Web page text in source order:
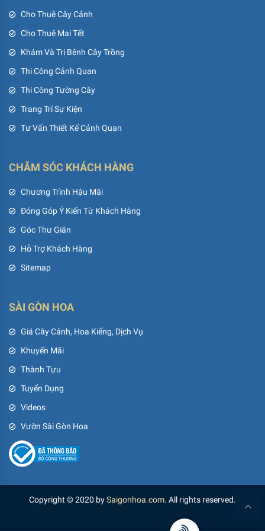
Cho Thuê Cây Cảnh
Cho Thuê Mai Tết
Khám Và Trị Bệnh Cây Trồng
Thi Công Cảnh Quan
Thi Công Tường Cây
Trang Trí Sự Kiện
Tư Vấn Thiết Kế Cảnh Quan
CHĂM SÓC KHÁCH HÀNG
Chương Trình Hậu Mãi
Đóng Góp Ý Kiến Từ Khách Hàng
Góc Thư Giãn
Hỗ Trợ Khách Hàng
Sitemap
SÀI GÒN HOA
Giá Cây Cảnh, Hoa Kiểng, Dịch Vụ
Khuyến Mãi
Thành Tựu
Tuyển Dụng
Videos
Vườn Sài Gòn Hoa
Copyright © 2020 bySaigonhoa.com. All rights reserved.